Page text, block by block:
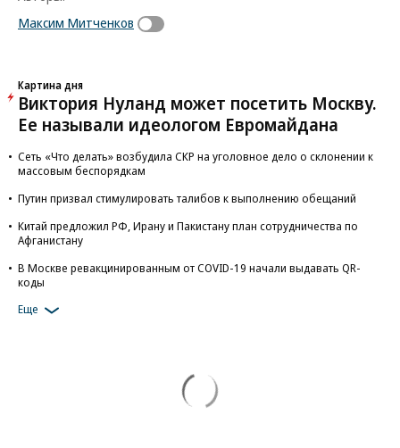
Максим Митченков
Картина дня
Виктория Нуланд может посетить Москву.
Ее называли идеологом Евромайдана
Сеть «Что делать» возбудила СКР на уголовное дело о склонении к
массовым беспорядкам
Путин призвал стимулировать талибов к выполнению обещаний
Китай предложил РФ, Ирану и Пакистану план сотрудничества по
Афганистану
В Москве ревакцинированным от COVID-19 начали выдавать QR-
коды
Еще